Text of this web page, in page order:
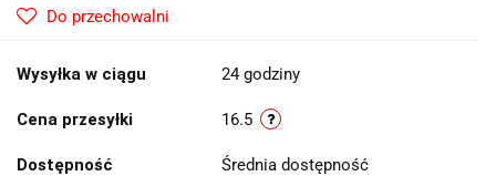
Do przechowalni
Wysyłka w ciągu 24 godziny
Cena przesyłki 16.5
Dostępność Średnia dostępność